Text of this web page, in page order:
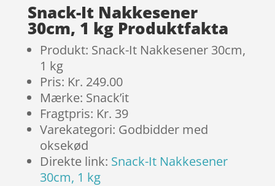
Snack-It Nakkesener
30cm, 1 kg Produktfakta
Produkt: Snack-It Nakkesener 30cm,
1 kg
Pris: Kr. 249.00
Mærke: Snack’it
Fragtpris: Kr. 39
Varekategori: Godbidder med
oksekød
Direkte link: Snack-It Nakkesener
30cm, 1 kg